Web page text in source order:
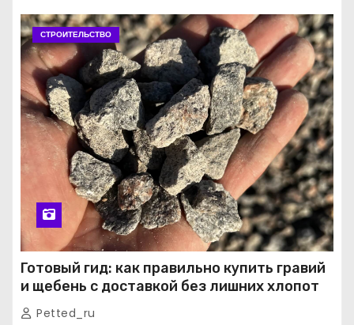
СТРОИТЕЛЬСТВО
Готовый гид: как правильно купить гравий
и щебень с доставкой без лишних хлопот
Petted_ru